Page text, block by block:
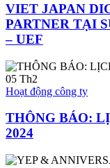
VIET JAPAN
PARTNER TẠI
– UEF
05 Th2
Hoạt động công ty
THÔNG BÁO:
2024